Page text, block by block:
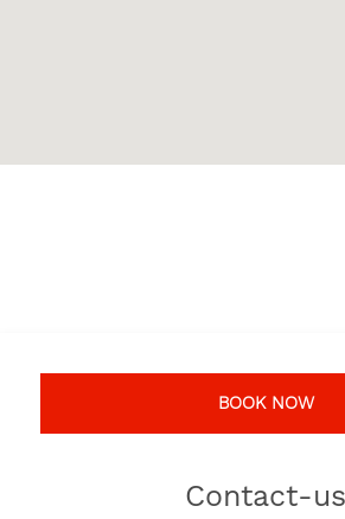
BOOK NOW
Contact-us